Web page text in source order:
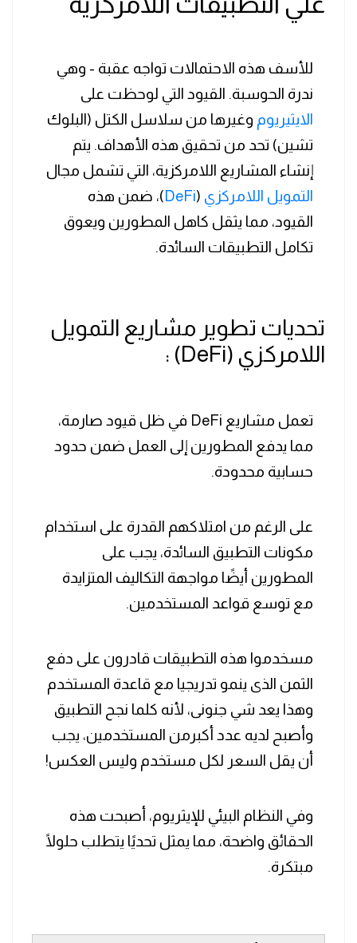
للأسف هذه الاحتمالات تواجه عقبة - وهي
ندرة الحوسبة. القيود التي لوحظت على
الايثيريوم وغيرها من سلاسل الكتل (البلوك
تشين) تحد من تحقيق هذه الأهداف. يتم
إنشاء المشاريع اللامركزية، التي تشمل مجال
التمويل اللامركزي (
DeFi)، ضمن هذه
القيود، مما يثقل كاهل المطورين ويعوق
تكامل التطبيقات السائدة.
تحديات تطوير مشاريع التمويل
اللامركزي (DeFi) :
تعمل مشاريع DeFi في ظل قيود صارمة،
مما يدفع المطورين إلى العمل ضمن حدود
حسابية محدودة.
على الرغم من امتلاكهم القدرة على استخدام
مكونات التطبيق السائدة، يجب على
المطورين أيضًا مواجهة التكاليف المتزايدة
مع توسع قواعد المستخدمين.
مسخدموا هذه التطبيقات قادرون على دفع
الثمن الذى ينمو تدريجيا مع قاعدة المستخدم
وهذا يعد شي جنونى، لأنه كلما نجح التطبيق
وأصبح لديه عدد أكبرمن المستخدمين، يجب
أن يقل السعر لكل مستخدم وليس العكس!
وفي النظام البيئي للإيثريوم، أصبحت هذه
الحقائق واضحة، مما يمثل تحديًا يتطلب حلولًا
مبتكرة.